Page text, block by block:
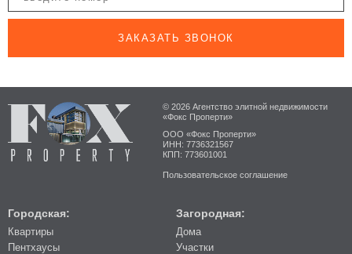
ЗАКАЗАТЬ ЗВОНОК
© 2026 Агентство элитной недвижимости
«Фокс Проперти»
ООО «Фокс Проперти»
ИНН: 7736321567
КПП: 773601001
Пользовательское соглашение
Городская:
Квартиры
Пентхаусы
Загородная:
Дома
Участки